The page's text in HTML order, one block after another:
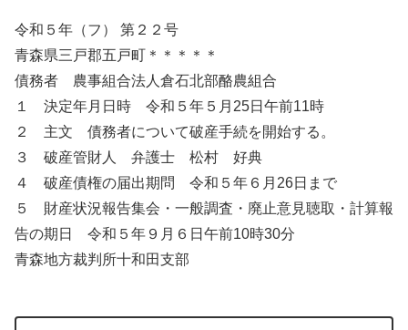
令和５年（フ） 第２２号
青森県三戸郡五戸町＊＊＊＊＊
債務者 農事組合法人倉石北部酪農組合
１ 決定年月日時 令和５年５月25日午前11時
２ 主文 債務者について破産手続を開始する。
３ 破産管財人 弁護士 松村 好典
４ 破産債権の届出期問 令和５年６月26日まで
５ 財産状況報告集会・一般調査・廃止意見聴取・計算報
告の期日 令和５年９月６日午前10時30分
青森地方裁判所十和田支部